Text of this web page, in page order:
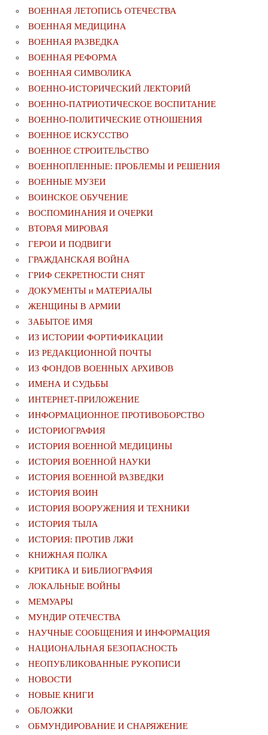
ВОЕННАЯ ЛЕТОПИСЬ ОТЕЧЕСТВА
ВОЕННАЯ МЕДИЦИНА
ВОЕННАЯ РАЗВЕДКА
ВОЕННАЯ РЕФОРМА
ВОЕННАЯ СИМВОЛИКА
ВОЕННО-ИСТОРИЧЕСКИЙ ЛЕКТОРИЙ
ВОЕННО-ПАТРИОТИЧЕСКОЕ ВОСПИТАНИЕ
ВОЕННО-ПОЛИТИЧЕСКИE ОТНОШЕНИЯ
ВОЕННОЕ ИСКУССТВО
ВОЕННОЕ СТРОИТЕЛЬСТВО
ВОЕННОПЛЕННЫЕ: ПРОБЛЕМЫ И РЕШЕНИЯ
ВОЕННЫЕ МУЗЕИ
ВОИНСКОЕ ОБУЧЕНИЕ
ВОСПОМИНАНИЯ И ОЧЕРКИ
ВТОРАЯ МИРОВАЯ
ГЕРОИ И ПОДВИГИ
ГРАЖДАНСКАЯ ВОЙНА
ГРИФ СЕКРЕТНОСТИ СНЯТ
ДОКУМЕНТЫ и МАТЕРИАЛЫ
ЖЕНЩИНЫ В АРМИИ
ЗАБЫТОЕ ИМЯ
ИЗ ИСТОРИИ ФОРТИФИКАЦИИ
ИЗ РЕДАКЦИОННОЙ ПОЧТЫ
ИЗ ФОНДОВ ВОЕННЫХ АРХИВОВ
ИМЕНА И СУДЬБЫ
ИНТЕРНЕТ-ПРИЛОЖЕНИЕ
ИНФОРМАЦИОННОЕ ПРОТИВОБОРСТВО
ИСТОРИОГРАФИЯ
ИСТОРИЯ ВОЕННОЙ МЕДИЦИНЫ
ИСТОРИЯ ВОЕННОЙ НАУКИ
ИСТОРИЯ ВОЕННОЙ РАЗВЕДКИ
ИСТОРИЯ ВОИН
ИСТОРИЯ ВООРУЖЕНИЯ И ТЕХНИКИ
ИСТОРИЯ ТЫЛА
ИСТОРИЯ: ПРОТИВ ЛЖИ
КНИЖНАЯ ПОЛКА
КРИТИКА И БИБЛИОГРАФИЯ
ЛОКАЛЬНЫЕ ВОЙНЫ
МЕМУАРЫ
МУНДИР ОТЕЧЕСТВА
НАУЧНЫЕ СООБЩЕНИЯ И ИНФОРМАЦИЯ
НАЦИОНАЛЬНАЯ БЕЗОПАСНОСТЬ
НЕОПУБЛИКОВАННЫЕ РУКОПИСИ
НОВОСТИ
НОВЫЕ КНИГИ
ОБЛОЖКИ
ОБМУНДИРОВАНИЕ И СНАРЯЖЕНИЕ